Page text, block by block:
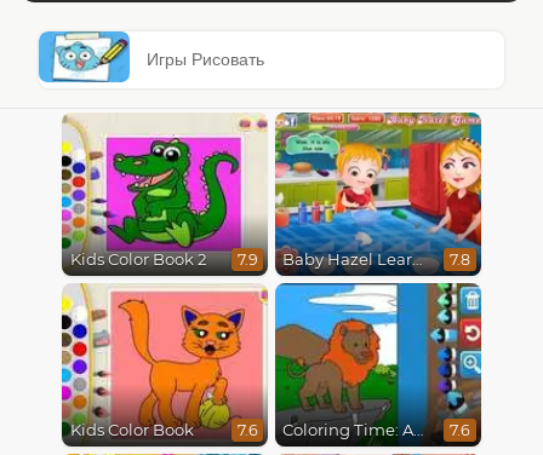
Игры Рисовать
Kids Color Book 2 7.9 Baby Hazel Learns Colors 7.8
Kids Color Book 7.6 Coloring Time: Animals 7.6